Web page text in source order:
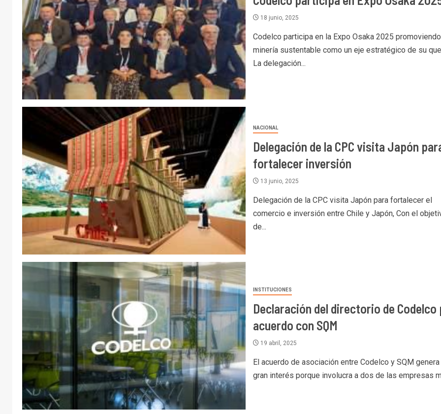
18 junio, 2025
Codelco participa en la Expo Osaka 2025
minería sustentable como un eje estratégico de su
La delegación...
NACIONAL
Delegación de la CPC visita Japón
fortalecer inversión
13 junio, 2025
Delegación de la CPC visita Japón para fortalecer el
comercio e inversión entre Chile y Japón, Con el
de...
INSTITUCIONES
Declaración del directorio de Codelco
acuerdo con SQM
19 abril, 2025
El acuerdo de asociación entre Codelco y SQM genera
gran interés porque involucra a dos de las empresas